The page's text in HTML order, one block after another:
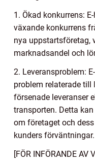
1. Ökad konkurrens:
växande konkurrens
nya uppstartsföretag,
marknadsandel och
2. Leveransproblem:
problem relaterade till
försenade leveranser
transporten. Detta
om företaget och
kunders förväntningar.
[FÖR INFÖRANDE AV